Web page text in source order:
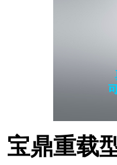
宝鼎重载